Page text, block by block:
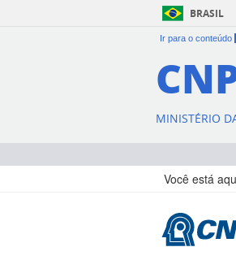
BRASIL
Ir para o conteúdo
MINISTÉRIO
Você está